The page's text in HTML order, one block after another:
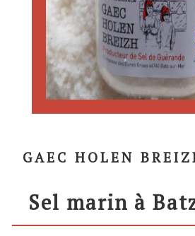
GAEC HOLEN
sel marin à